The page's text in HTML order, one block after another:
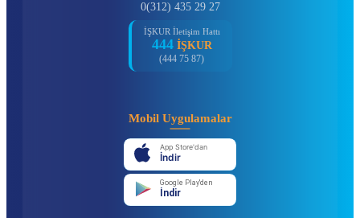
0(312) 435 29 27
İŞKUR İletişim Hattı
444 İŞKUR
(444 75 87)
Mobil Uygulamalar
App Store'dan
İndir
Google Play'den
İndir